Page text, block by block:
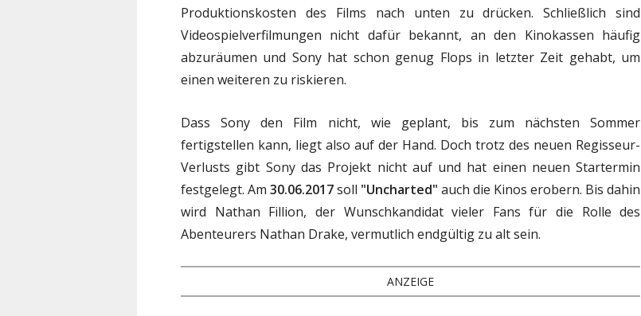
Produktionskosten des Films nach unten zu drücken. Schließlich sind
Videospielverfilmungen nicht dafür bekannt, an den Kinokassen häufig
abzuräumen und Sony hat schon genug Flops in letzter Zeit gehabt, um
einen weiteren zu riskieren.
Dass Sony den Film nicht, wie geplant, bis zum nächsten Sommer
fertigstellen kann, liegt also auf der Hand. Doch trotz des neuen Regisseur-
Verlusts gibt Sony das Projekt nicht auf und hat einen neuen Startermin
festgelegt. Am30.06.2017soll "Uncharted" auch die Kinos erobern. Bis dahin
wird Nathan Fillion, der Wunschkandidat vieler Fans für die Rolle des
Abenteurers Nathan Drake, vermutlich endgültig zu alt sein.
ANZEIGE